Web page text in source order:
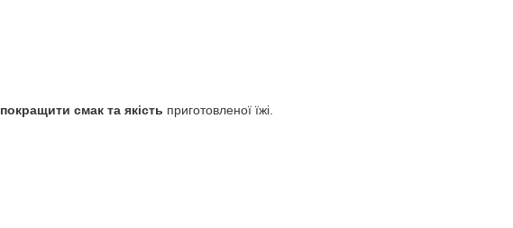
покращити смак та якість приготовленої їжі.